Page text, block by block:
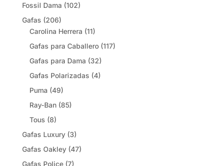
Fossil Dama (102)
Gafas (206)
Carolina Herrera (11)
Gafas para Caballero (117)
Gafas para Dama (32)
Gafas Polarizadas (4)
Puma (49)
Ray-Ban (85)
Tous (8)
Gafas Luxury (3)
Gafas Oakley (47)
Gafas Police (7)